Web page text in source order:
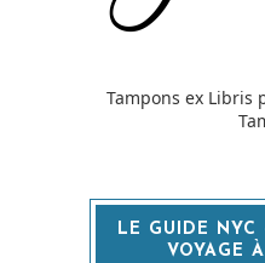
Tampons ex Libris
LE GUIDE NYC
VOYAGE